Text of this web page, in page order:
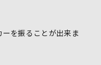
を振ることが出来ま